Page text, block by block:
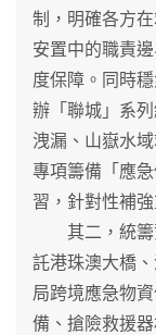
制，明確各方
安置中的職責
度保障。同時
辦「聯城」系
洩漏、山嶽水
專項籌備「應
習，針對性補
其二，統籌
託港珠澳大橋
局跨境應急物
備、搶險救援